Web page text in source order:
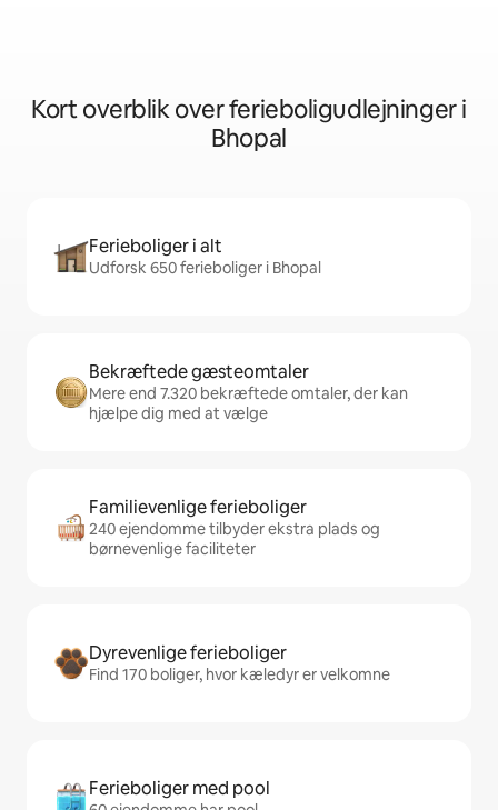
Kort overblik over ferieboligudlejninger i
Bhopal
Ferieboliger i alt
Udforsk 650 ferieboliger i Bhopal
Bekræftede gæsteomtaler
Mere end 7.320 bekræftede omtaler, der kan
hjælpe dig med at vælge
Familievenlige ferieboliger
240 ejendomme tilbyder ekstra plads og
børnevenlige faciliteter
Dyrevenlige ferieboliger
Find 170 boliger, hvor kæledyr er velkomne
Ferieboliger med pool